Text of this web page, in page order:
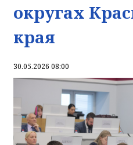
округах
края
30.05.2026 08:00